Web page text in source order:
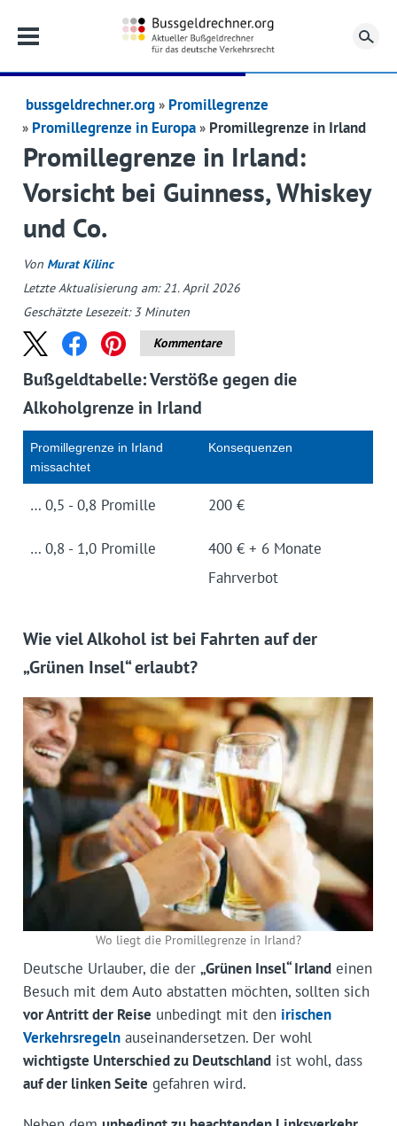
bussgeldrechner.org
Promillegrenze
Promillegrenze in Europa
Promillegrenze in Irland
Promillegrenze in Irland:
Vorsicht bei Guinness, Whiskey
und Co.
Von Murat Kilinc
Letzte Aktualisierung am: 21. April 2026
Geschätzte Lesezeit:3 Minuten
Kommentare
Bußgeldtabelle: Verstöße gegen die
Alkoholgrenze in Irland
Promillegrenze in Irland
missachtet
Konse­quenzen
… 0,5 - 0,8 Promille 200 €
… 0,8 - 1,0 Promille
400 € + 6 Monate
Fahrverbot
Wie viel Alkohol ist bei Fahrten auf der
„Grünen Insel“ erlaubt?
Wo liegt die Promillegrenze in Irland?
Deutsche Urlauber, die der „Grünen Insel“ Irlandeinen
Besuch mit dem Auto abstatten möchten, sollten sich
vor Antritt der Reise unbedingt mit den irischen
Verkehrs­regelnauseinandersetzen. Der wohl
wichtigste Unterschied zu Deutschlandist wohl, dass
auf der linken Seite gefahren wird.